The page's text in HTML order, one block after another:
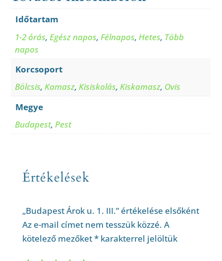
Időtartam
1-2 órás,Egész napos,Félnapos,Hetes, Több
napos
Korcsoport
Bölcsis,Kamasz,Kisiskolás,Kiskamasz, Ovis
Megye
Budapest,Pest
Értékelések
„Budapest Árok u. 1. III.” értékelése elsőként
Az e-mail címet nem tesszük közzé. A
kötelező mezőket*karakterrel jelöltük